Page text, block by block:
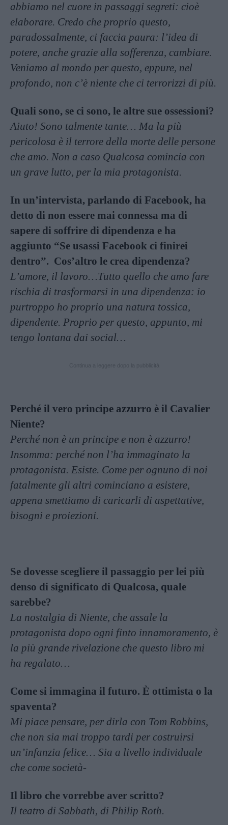
abbiamo nel cuore in passaggi segreti: cioè
elaborare. Credo che proprio questo,
paradossalmente, ci faccia paura: l’idea di
potere, anche grazie alla sofferenza, cambiare.
Veniamo al mondo per questo, eppure, nel
profondo, non c’è niente che ci terrorizzi di più.
Quali sono, se ci sono, le altre sue ossessioni?
Aiuto! Sono talmente tante… Ma la più
pericolosa è il terrore della morte delle persone
che amo. Non a caso Qualcosa comincia con
un grave lutto, per la mia protagonista.
In un’intervista, parlando di Facebook, ha
detto di non essere mai connessa ma di
sapere di soffrire di dipendenza e ha
aggiunto “Se usassi Facebook ci finirei
dentro”. Cos’altro le crea dipendenza?
L’amore, il lavoro…Tutto quello che amo fare
rischia di trasformarsi in una dipendenza: io
purtroppo ho proprio una natura tossica,
dipendente. Proprio per questo, appunto, mi
tengo lontana dai social…
Perché il vero principe azzurro è il Cavalier
Niente?
Perché non è un principe e non è azzurro!
Insomma: perché non l’ha immaginato la
protagonista. Esiste. Come per ognuno di noi
fatalmente gli altri cominciano a esistere,
appena smettiamo di caricarli di aspettative,
bisogni e proiezioni.
Se dovesse scegliere il passaggio per lei più
denso di significato di Qualcosa, quale
sarebbe?
La nostalgia di Niente, che assale la
protagonista dopo ogni finto innamoramento, è
la più grande rivelazione che questo libro mi
ha regalato…
Come si immagina il futuro. È ottimista o la
spaventa?
Mi piace pensare, per dirla con Tom Robbins,
che non sia mai troppo tardi per costruirsi
un’infanzia felice… Sia a livello individuale
che come società-
Il libro che vorrebbe aver scritto?
Il teatro di Sabbath, di Philip Roth.